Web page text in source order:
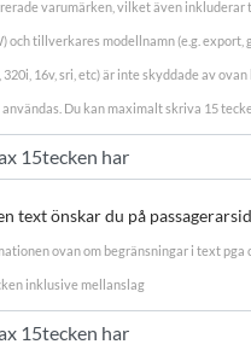
varumärken, vilket även inkluderar
och tillverkares modellnamn (e.g. export,
320i, 16v, sri, etc) är inte skyddade av
användas. Du kan maximalt skriva 15
text önskar du på
ovan om begränsningar i text pga
inklusive mellanslag